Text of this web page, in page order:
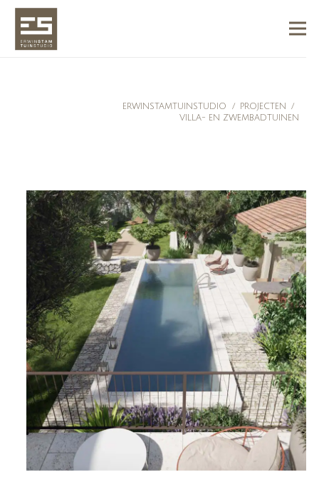
ERWINSTAMTUINSTUDIO / PROJECTEN
/
VILLA- EN ZWEMBADTUINEN